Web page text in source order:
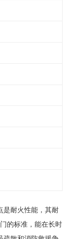
是耐火性能，其耐
的标准，能在长时